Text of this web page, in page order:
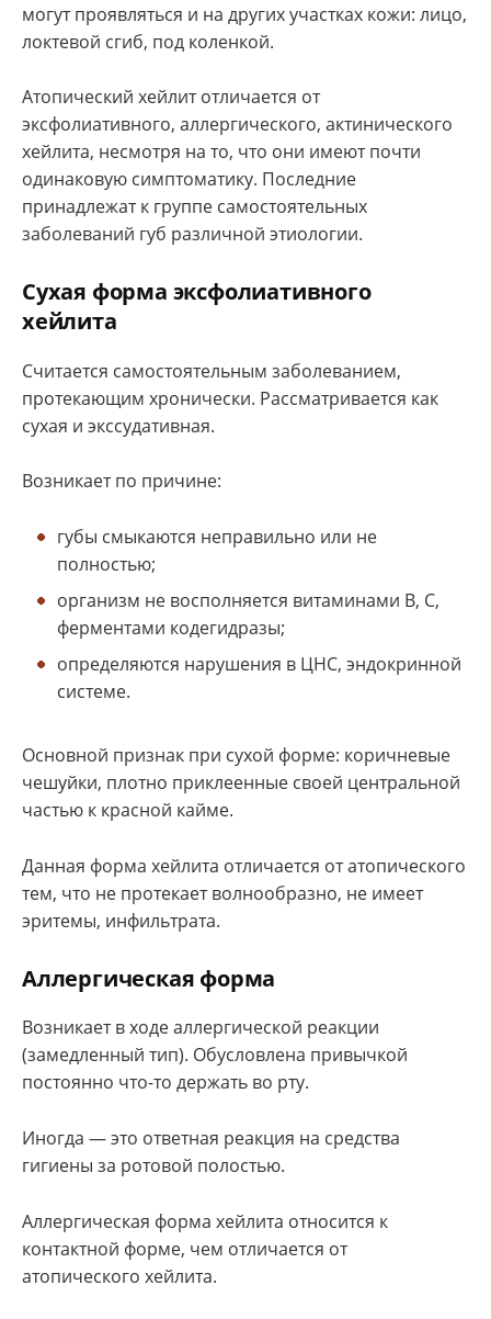
могут проявляться и на других участках кожи: лицо,
локтевой сгиб, под коленкой.
Атопический хейлит отличается от
эксфолиативного, аллергического, актинического
хейлита, несмотря на то, что они имеют почти
одинаковую симптоматику. Последние
принадлежат к группе самостоятельных
заболеваний губ различной этиологии.
Сухая форма эксфолиативного
хейлита
Считается самостоятельным заболеванием,
протекающим хронически. Рассматривается как
сухая и экссудативная.
Возникает по причине:
губы смыкаются неправильно или не
полностью;
организм не восполняется витаминами В, С,
ферментами кодегидразы;
определяются нарушения в ЦНС, эндокринной
системе.
Основной признак при сухой форме: коричневые
чешуйки, плотно приклеенные своей центральной
частью к красной кайме.
Данная форма хейлита отличается от атопического
тем, что не протекает волнообразно, не имеет
эритемы, инфильтрата.
Аллергическая форма
Возникает в ходе аллергической реакции
(замедленный тип). Обусловлена привычкой
постоянно что-то держать во рту.
Иногда — это ответная реакция на средства
гигиены за ротовой полостью.
Аллергическая форма хейлита относится к
контактной форме, чем отличается от
атопического хейлита.